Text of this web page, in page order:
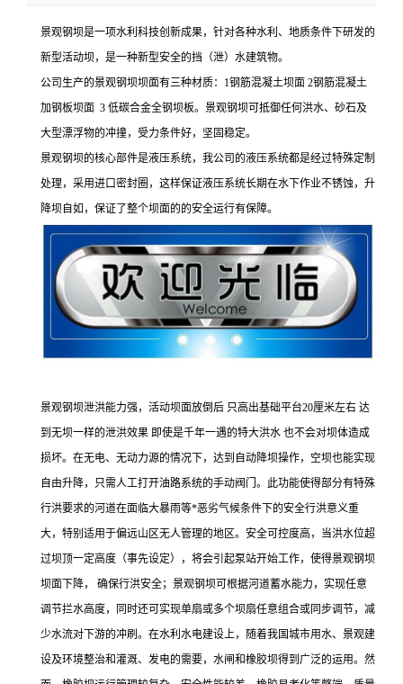
景观钢坝是一项水利科技创新成果，针对各种水利、地质条件下研发的
新型活动坝，是一种新型安全的挡（泄）水建筑物。
公司生产的景观钢坝坝面有三种材质：1钢筋混凝土坝面 2钢筋混凝土
加钢板坝面 3 低碳合金全钢坝板。景观钢坝可抵御任何洪水、砂石及
大型漂浮物的冲撞，受力条件好，坚固稳定。
景观钢坝的核心部件是液压系统，我公司的液压系统都是经过特殊定制
处理，采用进口密封圈，这样保证液压系统长期在水下作业不锈蚀，升
降坝自如，保证了整个坝面的的安全运行有保障。
景观钢坝泄洪能力强，活动坝面放倒后 只高出基础平台20厘米左右 达
到无坝一样的泄洪效果 即使是千年一遇的特大洪水 也不会对坝体造成
损坏。在无电、无动力源的情况下，达到自动降坝操作，空坝也能实现
自由升降，只需人工打开油路系统的手动阀门。此功能使得部分有特殊
行洪要求的河道在面临大暴雨等*恶劣气候条件下的安全行洪意义重
大，特别适用于偏远山区无人管理的地区。安全可控度高，当洪水位超
过坝顶一定高度（事先设定），将会引起泵站开始工作，使得景观钢坝
坝面下降， 确保行洪安全；景观钢坝可根据河道蓄水能力，实现任意
调节拦水高度，同时还可实现单扇或多个坝扇任意组合或同步调节，减
少水流对下游的冲刷。在水利水电建设上，随着我国城市用水、景观建
设及环境整治和灌溉、发电的需要，水闸和橡胶坝得到广泛的运用。然